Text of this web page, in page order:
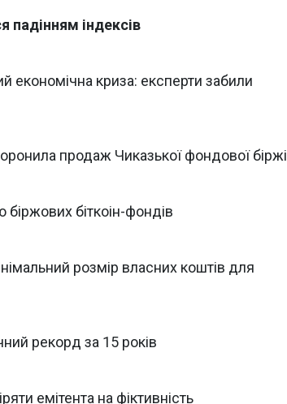
падінням індексів
економічна криза: експерти забили
продаж Чиказької фондової біржі
біржових біткоін-фондів
розмір власних коштів для
рекорд за 15 років
емітента на фіктивність